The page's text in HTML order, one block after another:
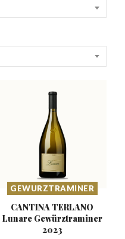
GEWURZTRAMINER
CANTINA TERLANO
Lunare Gewürztraminer
2023